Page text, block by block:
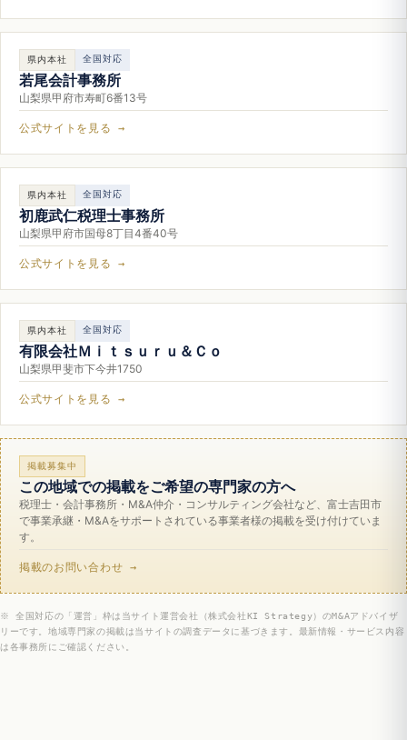
県内本社 全国対応
若尾会計事務所
山梨県甲府市寿町6番13号
公式サイトを見る →
県内本社 全国対応
初鹿武仁税理士事務所
山梨県甲府市国母8丁目4番40号
公式サイトを見る →
県内本社 全国対応
有限会社Ｍｉｔｓｕｒｕ＆Ｃｏ
山梨県甲斐市下今井1750
公式サイトを見る →
掲載募集中
この地域での掲載をご希望の専門家の方へ
税理士・会計事務所・M&A仲介・コンサルティング会社など、富士吉田市
で事業承継・M&Aをサポートされている事業者様の掲載を受け付けていま
す。
掲載のお問い合わせ →
※ 全国対応の「運営」枠は当サイト運営会社（株式会社KI Strategy）のM&Aアドバイザ
リーです。地域専門家の掲載は当サイトの調査データに基づきます。最新情報・サービス内容
は各事務所にご確認ください。